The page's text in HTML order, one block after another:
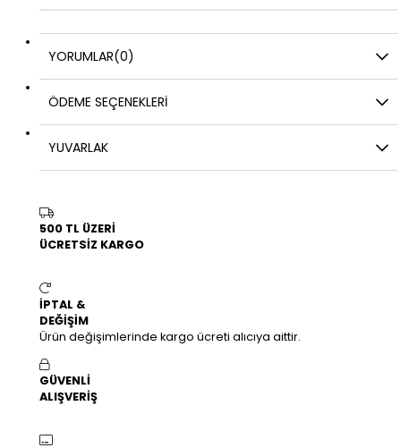
YORUMLAR(0)
ÖDEME SEÇENEKLERI
YUVARLAK
500 TL ÜZERİ
ÜCRETSİZ KARGO
İPTAL &
DEĞİŞİM
Ürün değişimlerinde kargo ücreti alıcıya aittir.
GÜVENLİ
ALIŞVERİŞ